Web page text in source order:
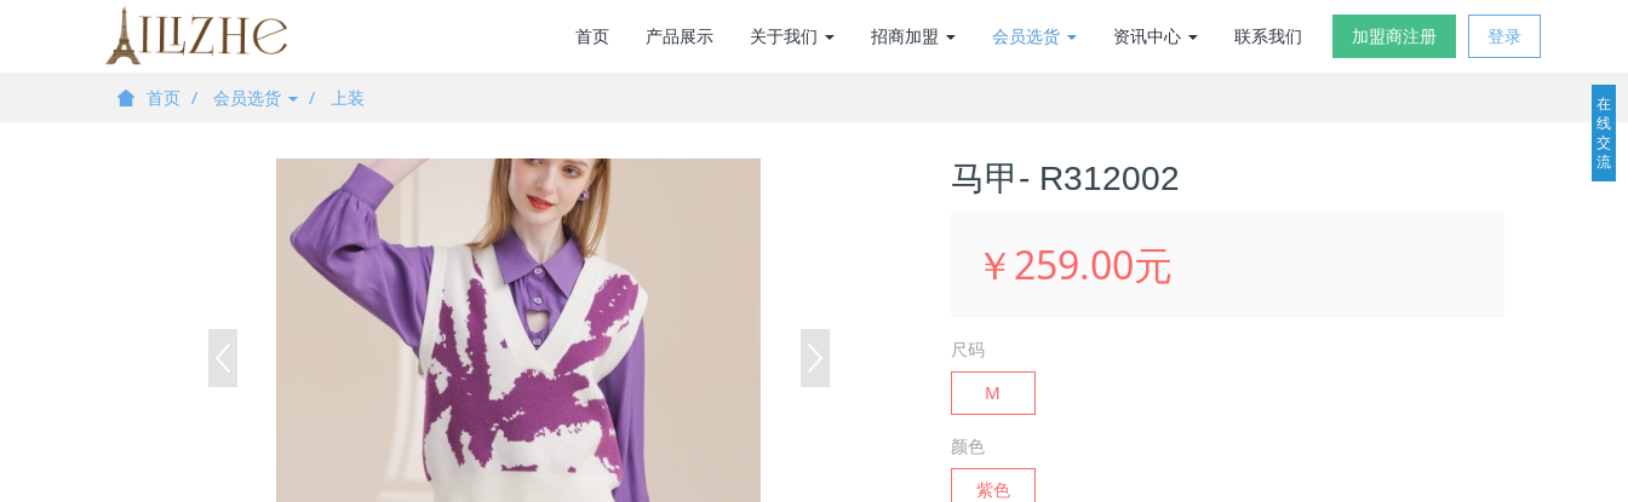
加盟商注册 登录
首页 产品展示 关于我们 招商加盟 会员选货 资讯中心 联系我们
首页 会员选货 上装
马甲- R312002
￥259.00元
尺码
M
颜色
紫色
在
线
交
流